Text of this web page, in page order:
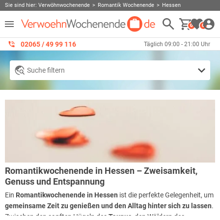
Sie sind hier: Verwöhnwochenende Romantik Wochenende Hessen
0 0
02065 / 49 ‌99 116 Täglich 09:00 - 21:00 Uhr
Suche filtern
Romantikwochenende in Hessen – Zweisamkeit,
Genuss und Entspannung
Ein Romantikwochenende in Hessen ist die perfekte Gelegenheit, um
gemeinsame Zeit zu genießen und den Alltag hinter sich zu lassen.
Zwischen den sanften Hügeln des Taunus , den Wäldern des